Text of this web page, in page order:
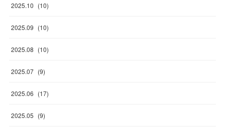
2025.10 (10)
2025.09 (10)
2025.08 (10)
2025.07 (9)
2025.06 (17)
2025.05 (9)